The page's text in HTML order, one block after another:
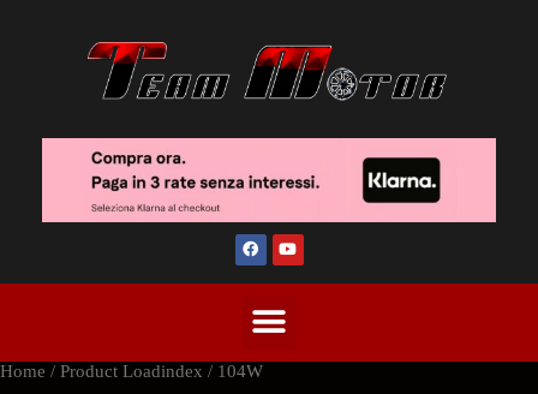
Home / Product Loadindex / 104W